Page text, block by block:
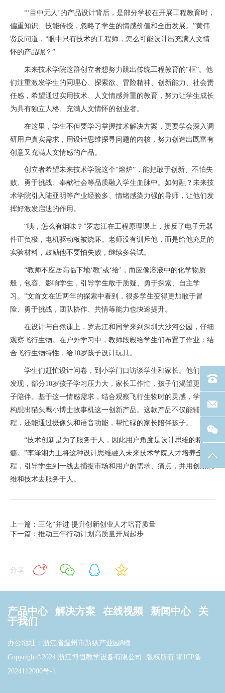
“‘目中无人’的产品设计背后，是部分学校在开展工程教育时，
偏重知识、技能传授，忽略了学生的情感价值和全面发展。”黄伟
贤反问道，“眼中只有技术的工程师，怎么可能设计出充满人文情
怀的产品呢？”
未来技术学院这群创立者想努力跳出传统工程教育的“框”。他
们注重激发学生的同理心、探索欲、冒险精神、创新能力、社会责
任感，希望通过实用技术、人文情感并重的教育，努力让学生成长
为具有独立人格、充满人文情怀的创业者。
在这里，学生不但要学习掌握技术解决方案，更要学会深入调
研用户真实需求，用设计思维探寻问题的内核，努力创造出既富有
创意又充满人文情感的产品。
创立者希望未来技术学院这个“熔炉”，能把敢于创新、不怕失
败、勇于挑战、奉献社会等品质融入学生血脉中。如何融？未来技
术学院引入陆亚明等产业经验多、情绪感染力强的导师，让他们发
挥好激发启迪的作用。
“咦，怎么有烟味？”罗志江在工程原理课上，接反了电子元器
件正负极，电机驱动板被烧坏。老师没有训斥他，而是给他充足的
实验材料，鼓励他不要怕失败，继续多尝试。
“教师不应居高临下地‘教’或‘给’，而应像溶液中的化学物质
般，包容、影响学生，引导学生敢于质疑、勇于探索、自主学
习。”文首文在近两年的探索中看到，很多学生变得更加敢于冒
险、勇于挑战，团队协作、共情等能力也快速提升。
在设计与自然课上，罗志江和同学来到深圳大沙河公园，仔细
观察飞行生物。在户外学习中，教师段毅给学生们布置了作业：结
合飞行生物特性，给10岁孩子设计玩具。
学生们赶忙设计问卷，到小学门口访谈学生和家长。他们分析
发现，部分10岁孩子学习压力大，家长工作忙，孩子们渴望更多亲
子陪伴。基于这一情感需求，结合观察飞行生物时的灵感，学生们
构想出猫头鹰小博士故事机这一创新产品。这款产品不仅能辅导课
程，还能通过摄像头和语音功能，帮忙碌的家长陪伴孩子。
“技术创新是为了服务于人，因此用户角度是设计思维的精
髓。”李泽湘力主将这种设计思维融入未来技术学院人才培养全过
程，引导学生到一线去捕捉市场和用户的需求、痛点，并用创新思
维和技术去服务于人。
上一篇：三化”并进 提升创新创业人才培育质量
下一篇：推动三年行动计划高质量开局起步
分享
产品中心 解决方案 在线视频 新闻中心
关
于我们
办公地址：浙江省温州市新纵产业园8幢
Copyright©2024 浙江博恒教学设备有限公司. 版权所有 浙ICP备
2024112000号-1.
电话
联系
返回